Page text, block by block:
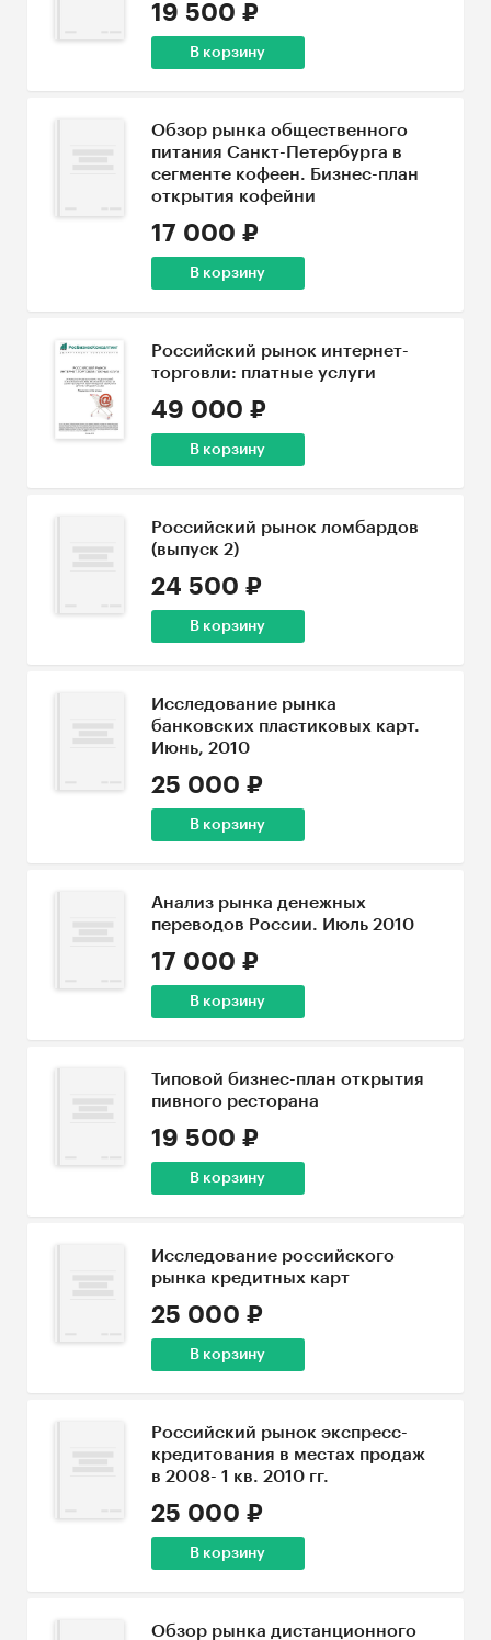
19 500 ₽
В корзину
Обзор рынка общественного
питания Санкт-Петербурга в
сегменте кофеен. Бизнес-план
открытия кофейни
17 000 ₽
В корзину
Российский рынок интернет-
торговли: платные услуги
49 000 ₽
В корзину
Российский рынок ломбардов
(выпуск 2)
24 500 ₽
В корзину
Исследование рынка
банковских пластиковых карт.
Июнь, 2010
25 000 ₽
В корзину
Анализ рынка денежных
переводов России. Июль 2010
17 000 ₽
В корзину
Типовой бизнес-план открытия
пивного ресторана
19 500 ₽
В корзину
Исследование российского
рынка кредитных карт
25 000 ₽
В корзину
Российский рынок экспресс-
кредитования в местах продаж
в 2008- 1 кв. 2010 гг.
25 000 ₽
В корзину
Обзор рынка дистанционного